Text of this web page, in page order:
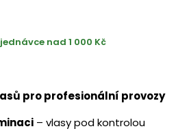
nad 1 000 Kč
pro profesionální provozy
– vlasy pod kontrolou